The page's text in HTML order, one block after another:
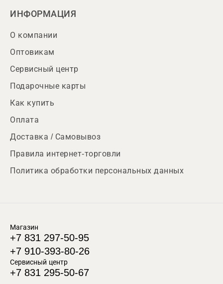
ИНФОРМАЦИЯ
О компании
Оптовикам
Сервисный центр
Подарочные карты
Как купить
Оплата
Доставка / Самовывоз
Правила интернет-торговли
Политика обработки персональных данных
Магазин
+7 831 297-50-95
+7 910-393-80-26
Сервисный центр
+7 831 295-50-67